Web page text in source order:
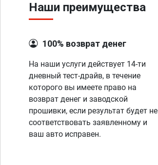
Наши преимущества
100% возврат денег
На наши услуги действует 14-ти
дневный тест-драйв, в течение
которого вы имеете право на
возврат денег и заводской
прошивки, если результат будет не
соответствовать заявленному и
ваш авто исправен.